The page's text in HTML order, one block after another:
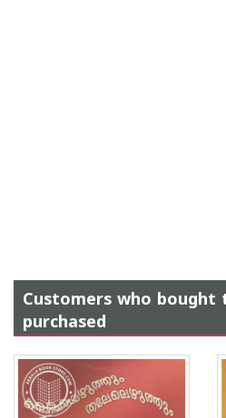
Customers who bought
purchased